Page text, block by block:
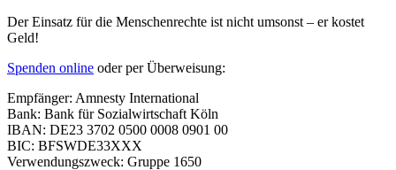
Der Einsatz für die Menschenrechte ist nicht umsonst – er kostet
Geld!
Spenden online oder per Überweisung:
Empfänger: Amnesty International
Bank: Bank für Sozialwirtschaft Köln
IBAN: DE23 3702 0500 0008 0901 00
BIC: BFSWDE33XXX
Verwendungszweck: Gruppe 1650